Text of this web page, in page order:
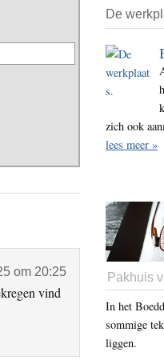
om 20:25
vind
De
zich ook
lees meer »
Pakhuis
In het
sommige
liggen.